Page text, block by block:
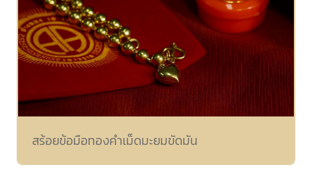
สร้อยข้อมือทองคำเม็ดมะยมขัดมัน